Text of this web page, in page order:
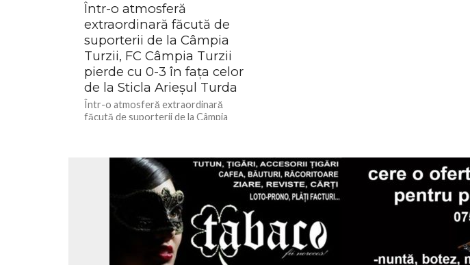
Într-o atmosferă
extraordinară făcută de
suporterii de la Câmpia
Turzii, FC Câmpia Turzii
pierde cu 0-3 în fața celor
de la Sticla Arieșul Turda
Într-o atmosferă extraordinară
făcută de suporterii de la Câmpia